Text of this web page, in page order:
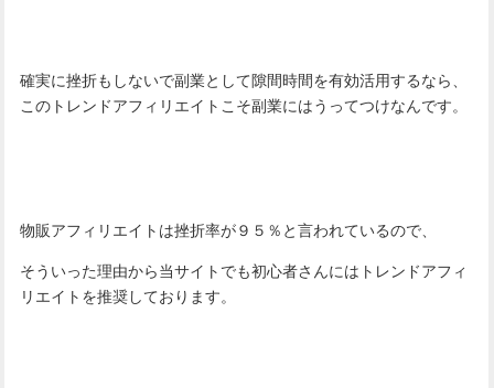
確実に挫折もしないで副業として隙間時間を有効活用するなら、
このトレンドアフィリエイトこそ副業にはうってつけなんです。
物販アフィリエイトは挫折率が９５％と言われているので、
そういった理由から当サイトでも初心者さんにはトレンドアフィ
リエイトを推奨しております。